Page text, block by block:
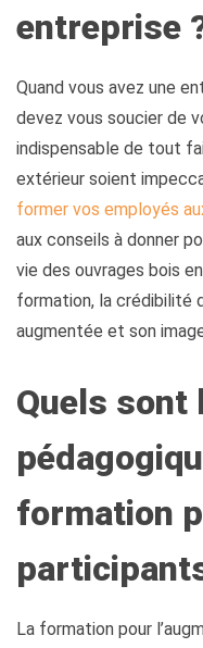
entreprise
Quand vous avez une
devez vous soucier de
indispensable de tout
extérieur soient
former vos employés
aux conseils à donner
vie des ouvrages bois
formation, la crédibilité
augmentée et son
Quels
formation
La formation pour